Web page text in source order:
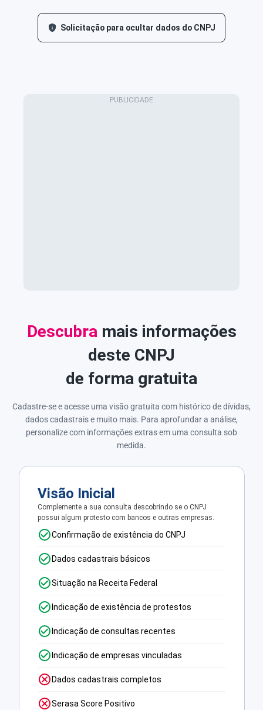
Solicitação para ocultar dados do CNPJ
Descubramais informações
deste CNPJ
de forma gratuita
Cadastre-se e acesse uma visão gratuita com histórico de dívidas,
dados cadastrais e muito mais. Para aprofundar a análise,
personalize com informações extras em uma consulta sob
medida.
Visão Inicial
Complemente a sua consulta descobrindo se o CNPJ
possui algum protesto com bancos e outras empresas.
Confirmação de existência do CNPJ
Dados cadastrais básicos
Situação na Receita Federal
Indicação de existência de protestos
Indicação de consultas recentes
Indicação de empresas vinculadas
Dados cadastrais completos
Serasa Score Positivo